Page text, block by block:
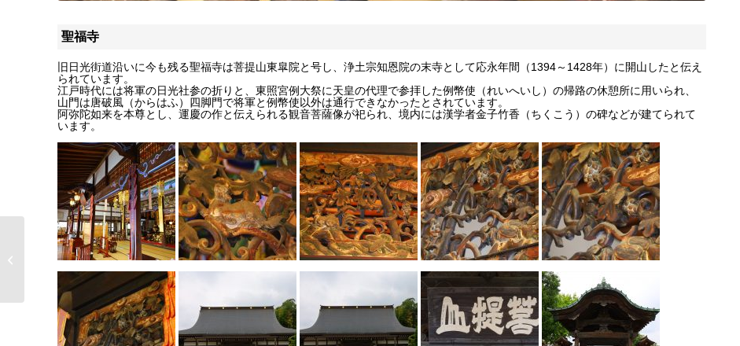
聖福寺
旧日光街道沿いに今も残る聖福寺は菩提山東皐院と号し、浄土宗知恩院の末寺として応永年間（1394～1428年）に開山したと伝え
られています。
江戸時代には将軍の日光社参の折りと、東照宮例大祭に天皇の代理で参拝した例幣使（れいへいし）の帰路の休憩所に用いられ、
山門は唐破風（からはふ）四脚門で将軍と例幣使以外は通行できなかったとされています。
阿弥陀如来を本尊とし、運慶の作と伝えられる観音菩薩像が祀られ、境内には漢学者金子竹香（ちくこう）の碑などが建てられて
います。
【研究】幼稚園教諭の
資質向上を目指すキャ
リアステージ...